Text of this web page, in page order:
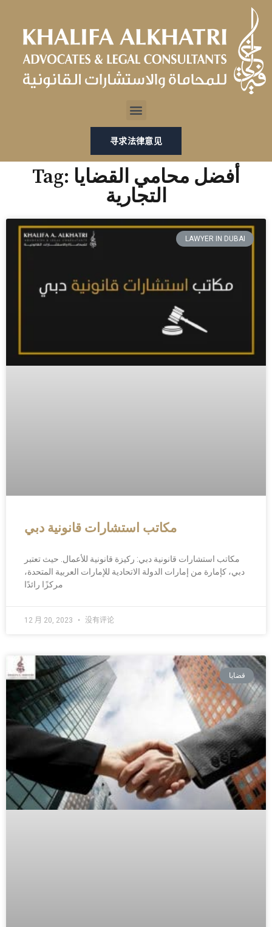
Menu
寻求法律意见
Tag: أفضل محامي القضايا
التجارية
LAWYER IN DUBAI
مكاتب استشارات قانونية دبي
مكاتب استشارات قانونية دبي: ركيزة قانونية للأعمال. حيث تعتبر
دبي، كإمارة من إمارات الدولة الاتحادية للإمارات العربية المتحدة،
مركزًا رائدًا
12 月 20, 2023 没有评论
قضايا